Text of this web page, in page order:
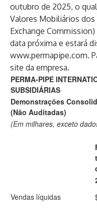
outubro de 2025, o
Valores Mobiliários
Exchange
data próxima e estará
www.permapipe.com.
site da empresa.
PERMA-PIPE
SUBSIDIÁRIAS
Demonstrações
(Não Auditadas)
(Em milhares, exceto
Vendas líquidas